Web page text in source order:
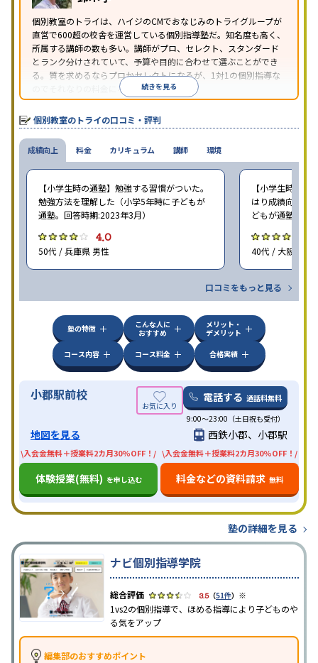
※2023年3月調査。
個別教室のトライは、ハイジのCMでおなじみのトライグループが
直営で600超の校舎を運営している個別指導塾だ。知名度も高く、
所属する講師の数も多い。講師がプロ、セレクト、スタンダード
とランク分けされていて、予算や目的に合わせて選ぶことができ
る。質を求めるならプロかセレクトになるが、1対1の個別指導な
のでそれなりの料金になる。続きを見る
個別教室のトライの口コミ・評判
成績向上
【小学生時の通塾】勉強する習慣がついた。
勉強方法を理解した（小学5年時に子どもが
通塾。回答時期:2023年3月）
4.0
50代 / 兵庫県 男性
【小学生時の通
はり成績向上に
どもが通塾。回
40代 / 大阪府 女
口コミをもっと見る
料金 カリキュラム 講師 環境
塾の特徴
こんな人に
おすすめ
メリット・
デメリット
コース内容
コース料金 合格実績
小郡駅前校 電話する 通話料無料
9:00～23:00（土日祝も受付）
地図を見る 西鉄小郡、小郡駅
\入会金無料＋授業料2カ月30%OFF！/
体験授業(無料) を申し込む
\入会金無料＋授業料2カ月30%OFF！/
料金などの資料請求 無料
塾の詳細を見る
ナビ個別指導学院
3.5（51件） ※
1vs2の個別指導で、ほめる指導により子どものや
る気をアップ
編集部のおすすめポイント